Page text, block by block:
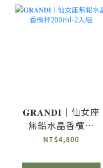
𝐆𝐑𝐀𝐍𝐃𝐈｜仙女座
無鉛水晶香檳杯
200ml-2入組
NT$4,800